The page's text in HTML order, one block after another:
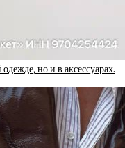
но и в аксессуарах.